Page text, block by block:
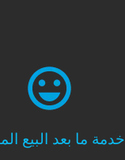
خدمة ما بعد البيع